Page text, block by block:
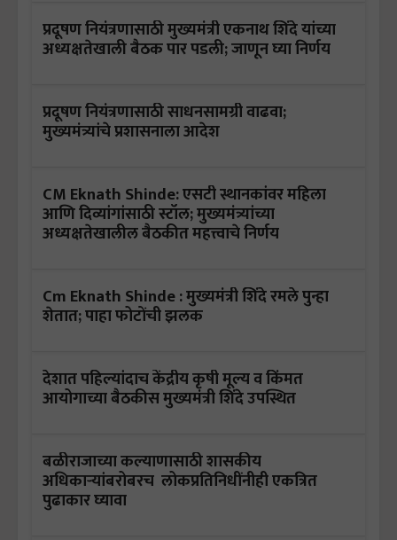
प्रदूषण नियंत्रणासाठी मुख्यमंत्री एकनाथ शिंदे यांच्या
अध्यक्षतेखाली बैठक पार पडली; जाणून घ्या निर्णय
प्रदूषण नियंत्रणासाठी साधनसामग्री वाढवा;
मुख्यमंत्र्यांचे प्रशासनाला आदेश
CM Eknath Shinde: एसटी स्थानकांवर महिला
आणि दिव्यांगांसाठी स्टॉल; मुख्यमंत्र्यांच्या
अध्यक्षतेखालील बैठकीत महत्त्वाचे निर्णय
Cm Eknath Shinde : मुख्यमंत्री शिंदे रमले पुन्हा
शेतात; पाहा फोटोंची झलक
देशात पहिल्यांदाच केंद्रीय कृषी मूल्य व किंमत
आयोगाच्या बैठकीस मुख्यमंत्री शिंदे उपस्थित
बळीराजाच्या कल्याणासाठी शासकीय
अधिकाऱ्यांबरोबरच लोकप्रतिनिधींनीही एकत्रित
पुढाकार घ्यावा